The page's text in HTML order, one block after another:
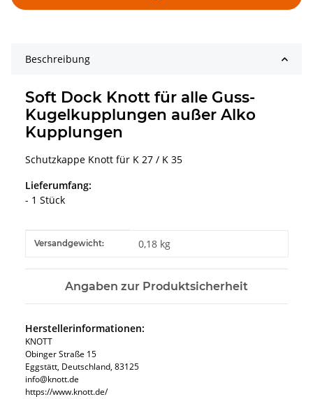
Beschreibung
Soft Dock Knott für alle Guss-
Kugelkupplungen außer Alko
Kupplungen
Schutzkappe Knott für K 27 / K 35
Lieferumfang:
- 1 Stück
Produkteigenschaft
Wert
Versandgewicht: 0,18 kg
Angaben zur Produktsicherheit
Herstellerinformationen:
KNOTT
Obinger Straße 15
Eggstätt, Deutschland, 83125
info@knott.de
https://www.knott.de/